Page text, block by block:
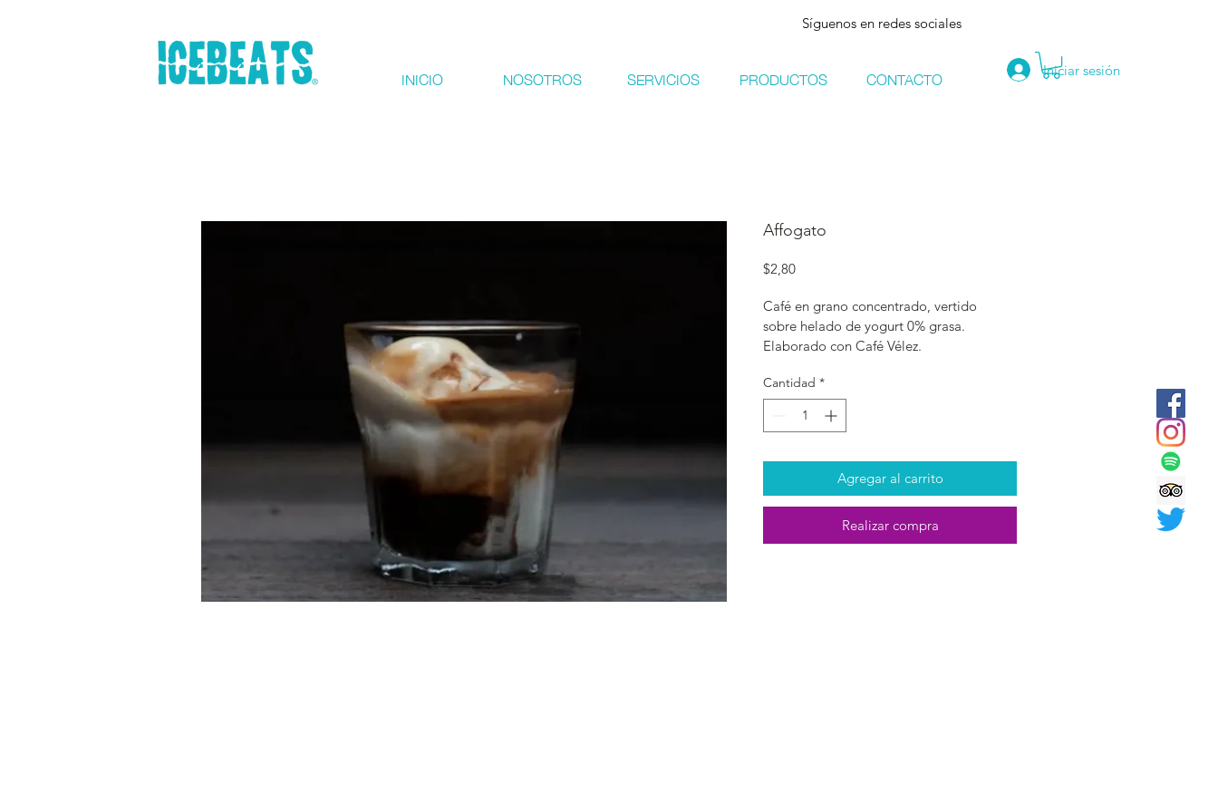
Iniciar sesión
​Síguenos en redes sociales
INICIO NOSOTROS SERVICIOS PRODUCTOS CONTACTO
Affogato
$2,80Precio
Café en grano concentrado, vertido
sobre helado de yogurt 0% grasa.
Elaborado con Café Vélez.
Cantidad *
Agregar al carrito
Realizar compra